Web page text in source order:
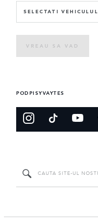
SELECTATI VEHICULUL
VREAU SA VAD
PODPISYVAYTES